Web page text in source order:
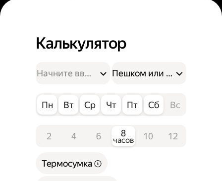
Калькулятор
Пешком или на
Пн Вт Ср Чт Пт Сб Вс
2 4 6 8
часов 10 12
Термосумка